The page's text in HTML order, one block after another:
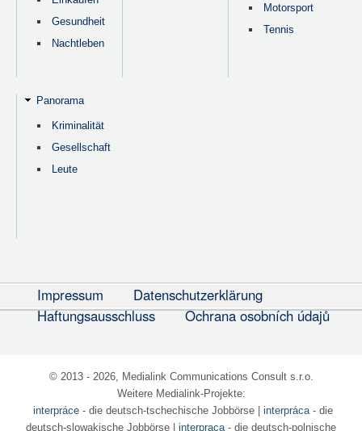
Gesundheit
Nachtleben
Motorsport
Tennis
Panorama
Kriminalität
Gesellschaft
Leute
Impressum
Datenschutzerklärung
Haftungsausschluss
Ochrana osobních údajů
© 2013 - 2026, Medialink Communications Consult s.r.o.
Weitere Medialink-Projekte:
interpráce- die deutsch-tschechische Jobbörse| interpráca- die
deutsch-slowakische Jobbörse | interpraca- die deutsch-polnische